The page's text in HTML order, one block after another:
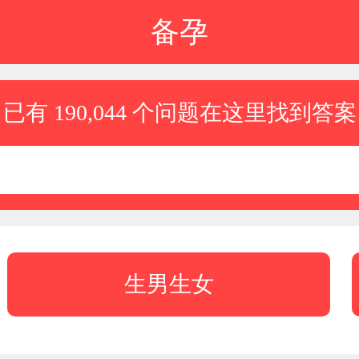
备孕
已有 190,044 个问题在这里找到答案
生男生女